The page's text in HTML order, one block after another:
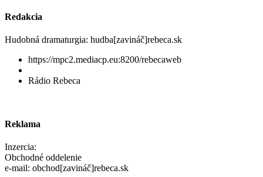
Redakcia
Hudobná dramaturgia: hudba[zavináč]rebeca.sk
https://mpc2.mediacp.eu:8200/rebecaweb
Rádio Rebeca
Reklama
Inzercia:
Obchodné oddelenie
e-mail: obchod[zavináč]rebeca.sk